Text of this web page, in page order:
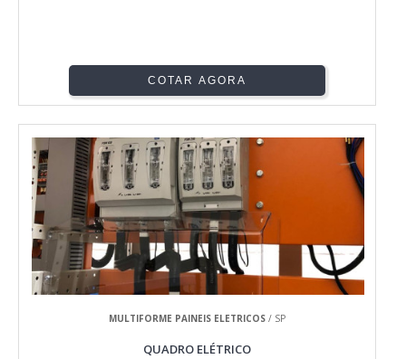
COTAR AGORA
MULTIFORME PAINEIS ELETRICOS / SP
QUADRO ELÉTRICO